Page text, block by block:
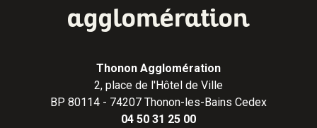
Thonon Agglomération
2, place de l'Hôtel de Ville
BP 80114 - 74207 Thonon-les-Bains Cedex
04 50 31 25 00